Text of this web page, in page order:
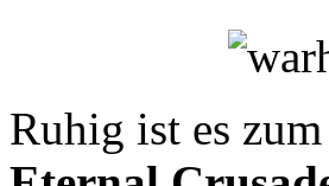
Ruhig ist es